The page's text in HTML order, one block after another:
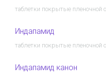
таблетки покрытые пленочной
Индапамид
таблетки покрытые пленочной
Индапамид канон